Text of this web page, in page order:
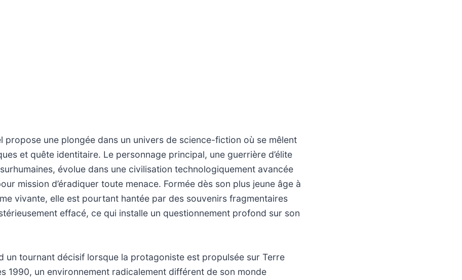
propose une plongée dans un univers de science-fiction où se mêlent
et quête identitaire. Le personnage principal, une guerrière d’élite
évolue dans une civilisation technologiquement avancée
mission d’éradiquer toute menace. Formée dès son plus jeune âge à
vivante, elle est pourtant hantée par des souvenirs fragmentaires
effacé, ce qui installe un questionnement profond sur son
un tournant décisif lorsque la protagoniste est propulsée sur Terre
1990, un environnement radicalement différent de son monde